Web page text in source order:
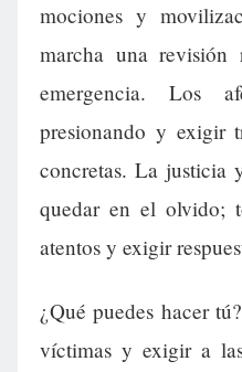
mociones y
marcha una
emergencia. Los
presionando y exigir
concretas. La justicia
quedar en el olvido;
atentos y exigir
¿Qué puedes hacer
víctimas y exigir a